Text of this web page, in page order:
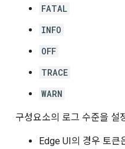
FATAL
INFO
OFF
TRACE
WARN
구성요소의 로그 수준을 설
Edge UI의 경우 토큰